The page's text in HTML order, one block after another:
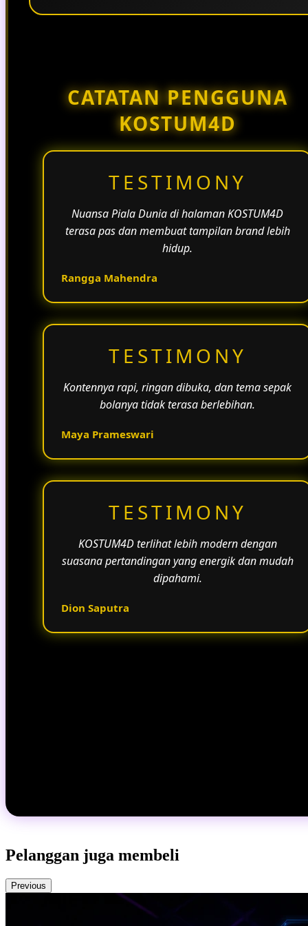
CATATAN PENGGUNA
KOSTUM4D
TESTIMONY
Nuansa Piala Dunia di halaman KOSTUM4D
terasa pas dan membuat tampilan brand lebih
hidup.
Rangga Mahendra
TESTIMONY
Kontennya rapi, ringan dibuka, dan tema sepak
bolanya tidak terasa berlebihan.
Maya Prameswari
TESTIMONY
KOSTUM4D terlihat lebih modern dengan
suasana pertandingan yang energik dan mudah
dipahami.
Dion Saputra
Pelanggan juga membeli
Previous